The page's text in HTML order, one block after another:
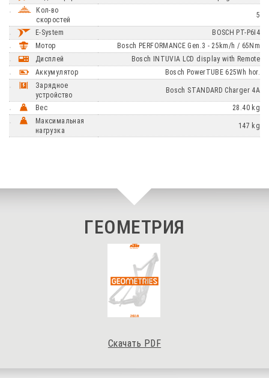
Кол-во
скоростей
5
E-System
BOSCH PT-P6I4
Мотор
Bosch PERFORMANCE Gen.3 - 25km/h / 65Nm
Дисплей
Bosch INTUVIA LCD display with Remote
Аккумулятор
Bosch PowerTUBE 625Wh hor.
Зарядное
устройство
Bosch STANDARD Charger 4A
Вес
28.40 kg
Максимальная
нагрузка
147 kg
ГЕОМЕТРИЯ
Скачать PDF